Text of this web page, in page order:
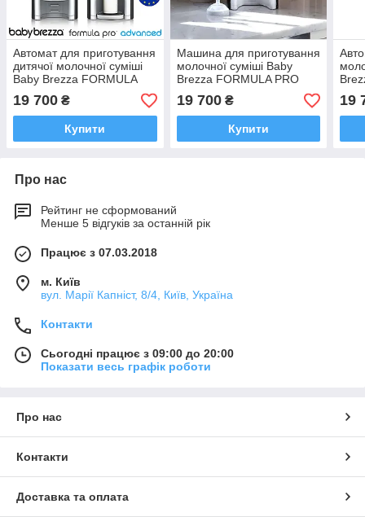
Автомат для приготування
дитячої молочної суміші
Baby Brezza FORMULA
19 700 ₴
Купити
Машина для приготування
молочної суміші Baby
Brezza FORMULA PRO
19 700₴
Купити
19
Про нас
Рейтинг не сформований
Менше 5 відгуків за останній рік
Працює з 07.03.2018
м. Київ
вул. Марії Капніст, 8/4, Київ, Україна
Контакти
Сьогодні працює з 09:00 до 20:00
Показати весь графік роботи
Про нас
Контакти
Доставка та оплата